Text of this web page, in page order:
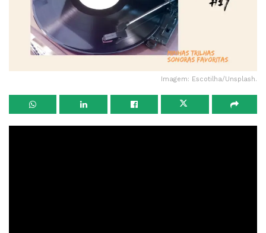
Imagem: Escotilha/Unsplash.